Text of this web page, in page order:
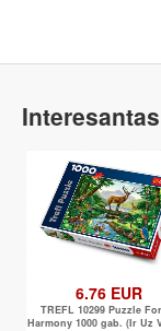
6.76 EUR
TREFL 10299 Puzzle
Harmony 1000 gab. (Ir Uz